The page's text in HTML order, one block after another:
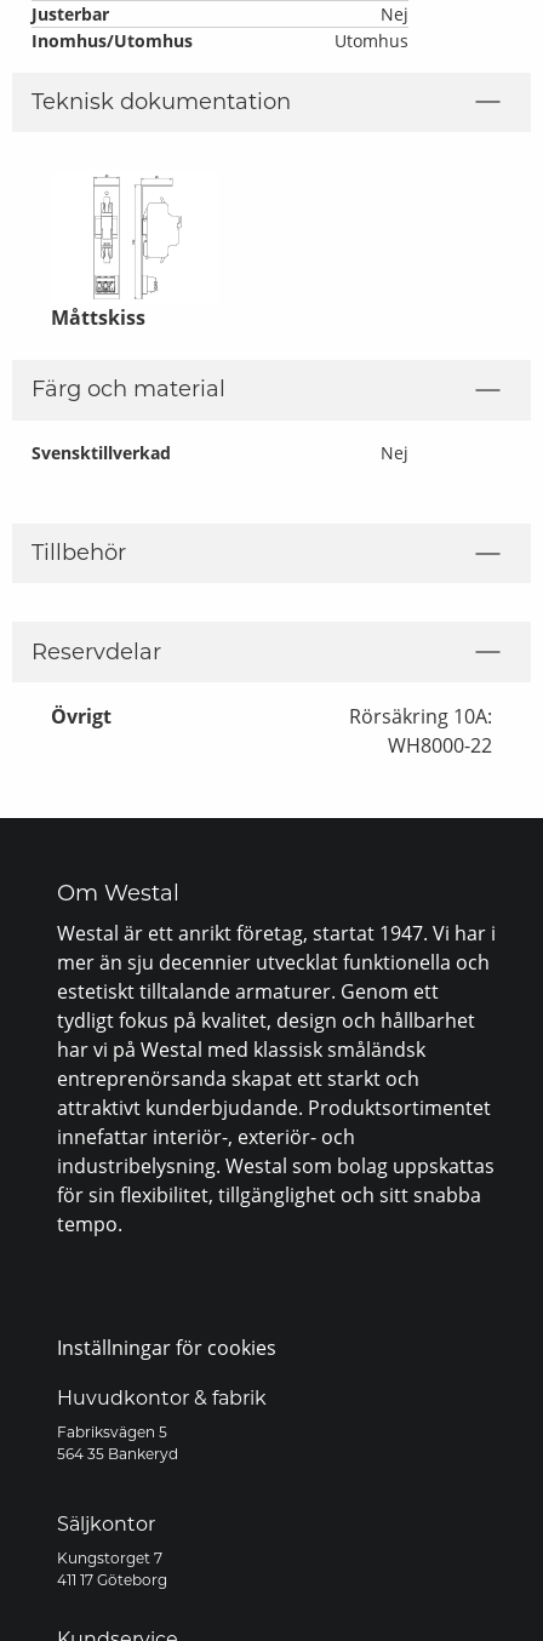
Justerbar
Nej
Inomhus/Utomhus
Utomhus
Teknisk dokumentation
Måttskiss
Färg och material
Svensktillverkad Nej
Tillbehör
Reservdelar
Övrigt
Rörsäkring 10A:
WH8000-22
Om Westal
Westal är ett anrikt företag, startat 1947. Vi har i
mer än sju decennier utvecklat funktionella och
estetiskt tilltalande armaturer. Genom ett
tydligt fokus på kvalitet, design och hållbarhet
har vi på Westal med klassisk småländsk
entreprenörsanda skapat ett starkt och
attraktivt kunderbjudande. Produktsortimentet
innefattar interiör-, exteriör- och
industribelysning. Westal som bolag uppskattas
för sin flexibilitet, tillgänglighet och sitt snabba
tempo.
Inställningar för cookies
Huvudkontor & fabrik
Fabriksvägen 5
564 35 Bankeryd
Säljkontor
Kungstorget 7
411 17 Göteborg